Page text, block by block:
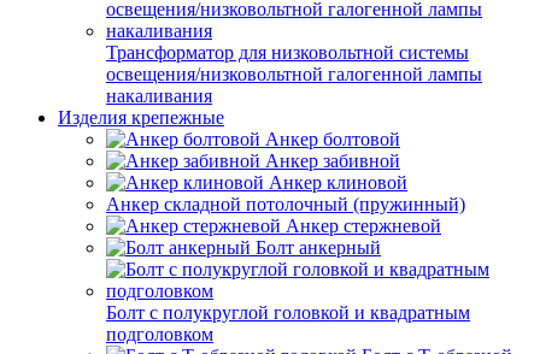
Трансформатор для низковольтной системы
освещения/низковольтной галогенной лампы
накаливания
Изделия крепежные
Анкер болтовой
Анкер забивной
Анкер клиновой
Анкер складной потолочный (пружинный)
Анкер стержневой
Болт анкерный
Болт с полукруглой головкой и квадратным
подголовком